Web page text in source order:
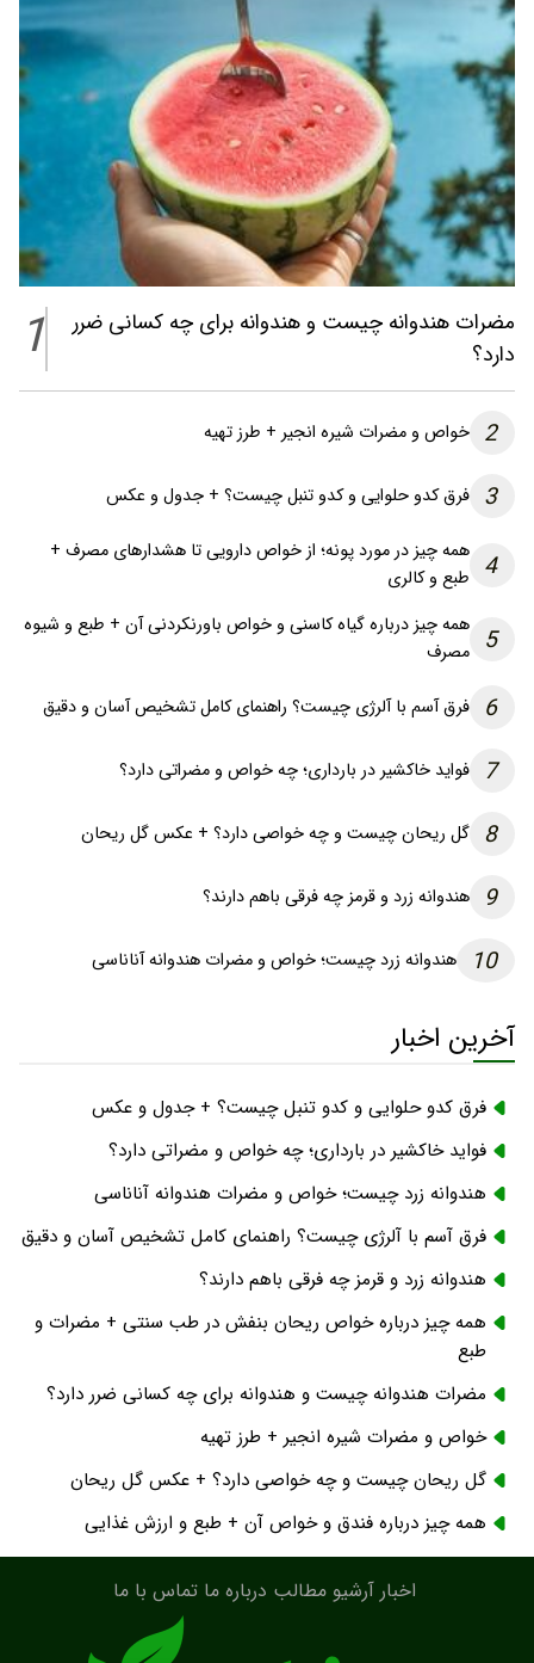
مضرات هندوانه چیست و هندوانه برای چه کسانی ضرر
دارد؟
1
2 خواص و مضرات شیره انجیر + طرز تهیه
3 فرق کدو حلوایی و کدو تنبل چیست؟ + جدول و عکس
4 همه چیز در مورد پونه؛ از خواص دارویی تا هشدارهای مصرف +
طبع و کالری
5
همه چیز درباره گیاه کاسنی و خواص باورنکردنی آن + طبع و شیوه
مصرف
6 فرق آسم با آلرژی چیست؟ راهنمای کامل تشخیص آسان و دقیق
7 فواید خاکشیر در بارداری؛ چه خواص و مضراتی دارد؟
8 گل ریحان چیست و چه خواصی دارد؟ + عکس گل ریحان
9 هندوانه زرد و قرمز چه فرقی باهم دارند؟
10 هندوانه زرد چیست؛ خواص و مضرات هندوانه آناناسی
آخرین اخبار
فرق کدو حلوایی و کدو تنبل چیست؟ + جدول و عکس
فواید خاکشیر در بارداری؛ چه خواص و مضراتی دارد؟
هندوانه زرد چیست؛ خواص و مضرات هندوانه آناناسی
فرق آسم با آلرژی چیست؟ راهنمای کامل تشخیص آسان و دقیق
هندوانه زرد و قرمز چه فرقی باهم دارند؟
همه چیز درباره خواص ریحان بنفش در طب سنتی + مضرات و
طبع
مضرات هندوانه چیست و هندوانه برای چه کسانی ضرر دارد؟
خواص و مضرات شیره انجیر + طرز تهیه
گل ریحان چیست و چه خواصی دارد؟ + عکس گل ریحان
همه چیز درباره فندق و خواص آن + طبع و ارزش غذایی
اخبار آرشیو مطالب درباره ما تماس با ما